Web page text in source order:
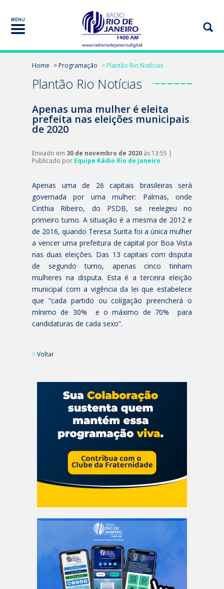
Home > Programação > Plantão Rio Notícias
Plantão Rio Notícias
Apenas uma mulher é eleita
prefeita nas eleições municipais
de 2020
Enviado em 30 de novembro de 2020 às 13:55 |
Publicado por Equipe Rádio Rio de Janeiro
Apenas uma de 26 capitais brasileiras será
governada por uma mulher: Palmas, onde
Cinthia Ribeiro, do PSDB, se reelegeu no
primeiro turno. A situação é a mesma de 2012 e
de 2016, quando Teresa Surita foi a única mulher
a vencer uma prefeitura de capital por Boa Vista
nas duas eleições. Das 13 capitais com disputa
de segundo turno, apenas cinco tinham
mulheres na disputa. Esta é a terceira eleição
municipal com a vigência da lei que estabelece
que “cada partido ou coligação preencherá o
mínimo de 30% e o máximo de 70% para
candidaturas de cada sexo”.
>Voltar